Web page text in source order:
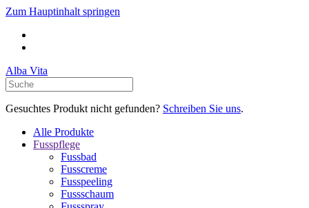
Zum Hauptinhalt springen
Alba Vita
Gesuchtes Produkt nicht gefunden? Schreiben Sie uns.
Alle Produkte
Fusspflege
Fussbad
Fusscreme
Fusspeeling
Fussschaum